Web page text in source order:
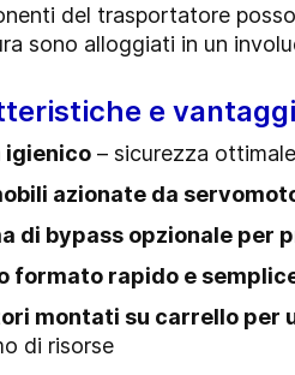
del trasportatore
sono alloggiati in un
e
igienico – sicurezza
azionate da
di bypass opzionale per
formato rapido e
montati su carrello per
di risorse